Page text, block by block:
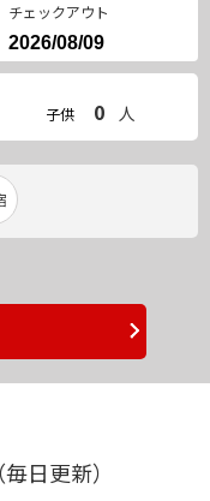
チェックアウト
子供 0 人
日更新）